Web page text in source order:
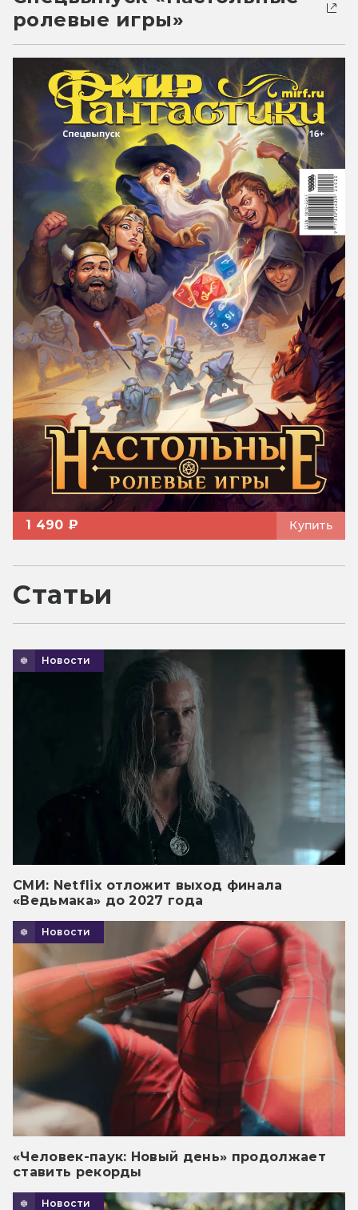
ролевые игры»
1 490 ₽ Купить
Статьи
Новости
СМИ: Netflix отложит выход финала
«Ведьмака» до 2027 года
Новости
«Человек-паук: Новый день» продолжает
ставить рекорды
Новости